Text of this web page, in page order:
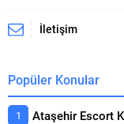
İletişim
Popüler Konular